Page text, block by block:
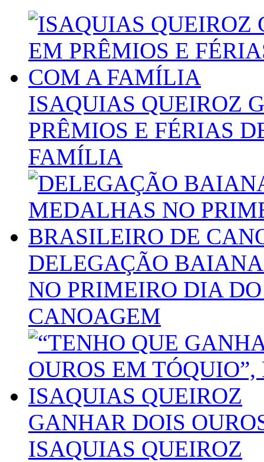
ISAQUIAS QUEIROZ
PRÊMIOS E FÉRIAS
FAMÍLIA
DELEGAÇÃO
NO PRIMEIRO DIA
CANOAGEM
GANHAR DOIS
ISAQUIAS QUEIROZ